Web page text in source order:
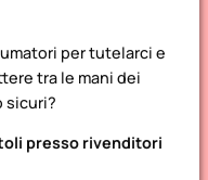
per tutelarci e
tra le mani dei
sicuri?
presso rivenditori